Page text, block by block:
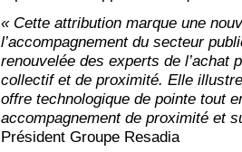
« Cette attribution marque une
l’accompagnement du secteur
renouvelée des experts de l’achat
collectif et de proximité. Elle
offre technologique de pointe tout
accompagnement de proximité et
Président Groupe Resadia